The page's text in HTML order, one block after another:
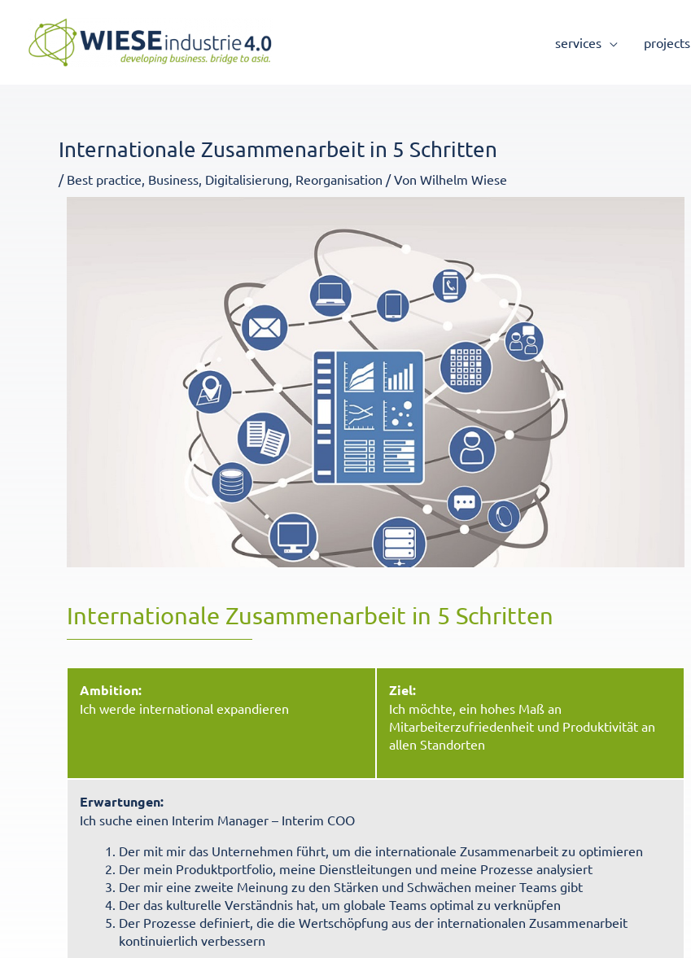
springen
services projects
Internationale Zusammenarbeit in 5 Schritten
/ Best practice, Business, Digitalisierung, Reorganisation / Von Wilhelm Wiese
Internationale Zusammenarbeit in 5 Schritten
Ambition:
Ich werde international expandieren
Ziel:
Ich möchte, ein hohes Maß an
Mitarbeiterzufriedenheit und Produktivität an
allen Standorten
Erwartungen:
Ich suche einen Interim Manager – Interim COO
Der mit mir das Unternehmen führt, um die internationale Zusammenarbeit zu optimieren
Der mein Produktportfolio, meine Dienstleitungen und meine Prozesse analysiert
Der mir eine zweite Meinung zu den Stärken und Schwächen meiner Teams gibt
Der das kulturelle Verständnis hat, um globale Teams optimal zu verknüpfen
Der Prozesse definiert, die die Wertschöpfung aus der internationalen Zusammenarbeit
kontinuierlich verbessern